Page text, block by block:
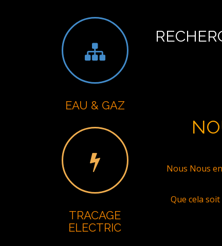
Nous Nous
Que cela
EAU & GAZ
TRACAGE
ELECTRIC